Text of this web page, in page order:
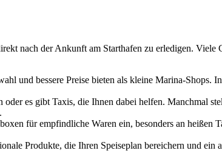
nach der Ankunft am Starthafen zu erledigen. Viele
und bessere Preise bieten als kleine Marina-Shops.
es gibt Taxis, die Ihnen dabei helfen. Manchmal
für empfindliche Waren ein, besonders an heißen
Produkte, die Ihren Speiseplan bereichern und ein